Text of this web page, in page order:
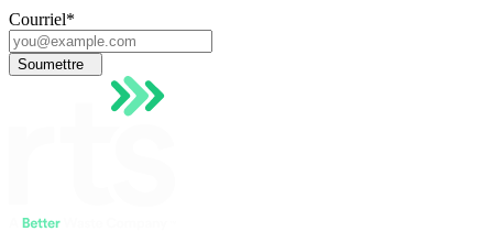
Courriel*
Soumettre